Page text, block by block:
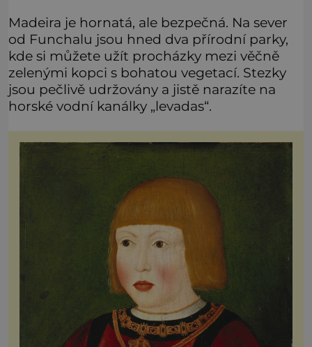
Madeira je hornatá, ale bezpečná. Na sever
od Funchalu jsou hned dva přírodní parky,
kde si můžete užít procházky mezi věčně
zelenými kopci s bohatou vegetací. Stezky
jsou pečlivě udržovány a jistě narazíte na
horské vodní kanálky „levadas“.